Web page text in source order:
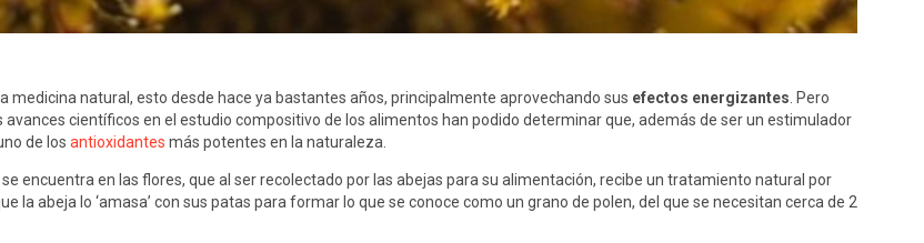
medicina natural, esto desde hace ya bastantes años, principalmente aprovechando sus efectos energizantes . Pero
avances científicos en el estudio compositivo de los alimentos han podido determinar que, además de ser un estimulador
de los antioxidantes más potentes en la naturaleza.
encuentra en las flores, que al ser recolectado por las abejas para su alimentación, recibe un tratamiento natural por
la abeja lo ‘amasa’ con sus patas para formar lo que se conoce como un grano de polen, del que se necesitan cerca de 2